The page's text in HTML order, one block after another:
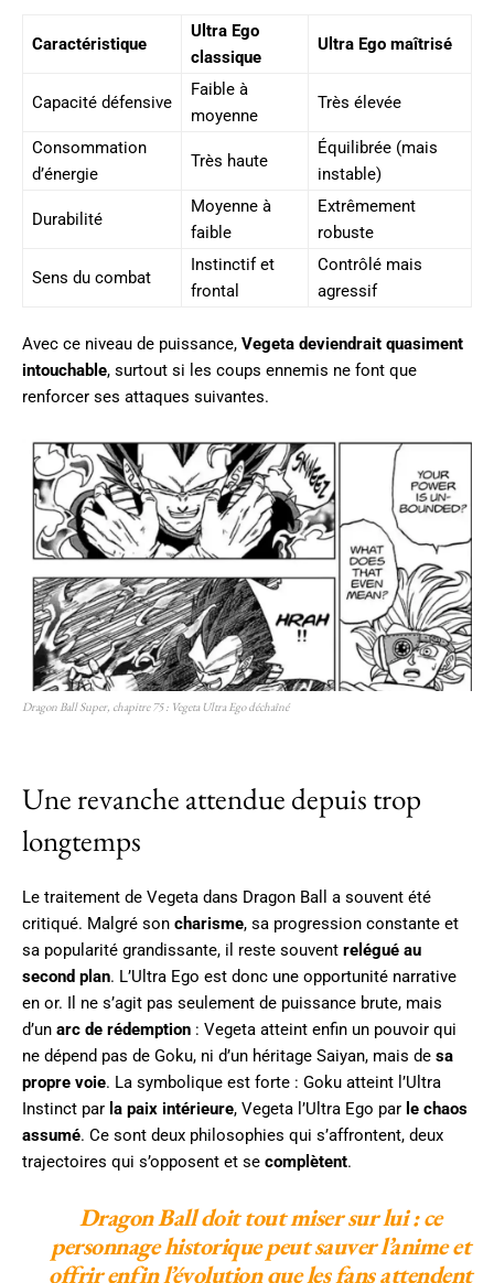
Caractéristique
Ultra Ego
classique
Ultra Ego maîtrisé
Capacité défensive
Faible à
moyenne
Très élevée
Consommation
d’énergie
Très haute
Équilibrée (mais
instable)
Durabilité
Moyenne à
faible
Extrêmement
robuste
Sens du combat
Instinctif et
frontal
Contrôlé mais
agressif
Avec ce niveau de puissance, Vegeta deviendrait quasiment
intouchable, surtout si les coups ennemis ne font que
renforcer ses attaques suivantes.
Dragon Ball Super, chapitre 75 : Vegeta Ultra Ego déchaîné
Une revanche attendue depuis trop
longtemps
Le traitement de Vegeta dans Dragon Ball a souvent été
critiqué. Malgré son charisme, sa progression constante et
sa popularité grandissante, il reste souvent relégué au
second plan. L’Ultra Ego est donc une opportunité narrative
en or. Il ne s’agit pas seulement de puissance brute, mais
d’un arc de rédemption : Vegeta atteint enfin un pouvoir qui
ne dépend pas de Goku, ni d’un héritage Saiyan, mais de sa
propre voie. La symbolique est forte : Goku atteint l’Ultra
Instinct par la paix intérieure, Vegeta l’Ultra Ego par le chaos
assumé. Ce sont deux philosophies qui s’affrontent, deux
trajectoires qui s’opposent et se complètent.
Dragon Ball doit tout miser sur lui : ce
personnage historique peut sauver l’anime et
offrir enfin l’évolution que les fans attendent